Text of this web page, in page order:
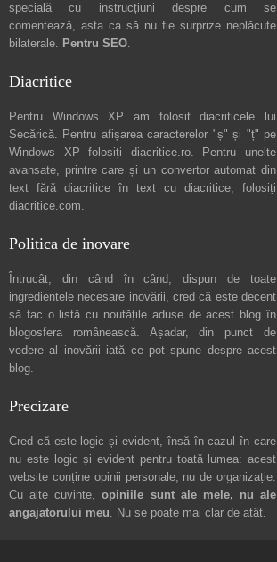
specială cu instrucțiuni despre cum se
comentează, asta ca să nu fie surprize neplăcute
bilaterale. Pentru SEO.
Diacritice
Pentru Windows XP am folosit diacriticele lui
Secărică. Pentru afișarea caracterelor "ș" și "ț" pe
Windows XP folosiți diacritice.ro. Pentru unelte
avansate, printre care și un convertor automat din
text fără diacritice în text cu diacritice, folosiți
diacritice.com.
Politica de inovare
Întrucât, din când în când, dispun de toate
ingredientele necesare inovării, cred că este decent
să fac o listă cu noutățile aduse de acest blog în
blogosfera românească. Așadar, din punct de
vedere al inovării iată ce pot spune despre acest
blog.
Precizare
Cred că este logic și evident, însă în cazul în care
nu este logic și evident pentru toată lumea: acest
website conține opinii personale, nu de organizație.
Cu alte cuvinte,opiniile sunt ale mele, nu ale
angajatorului meu. Nu se poate mai clar de atât.